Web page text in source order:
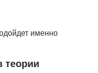
именно
теории